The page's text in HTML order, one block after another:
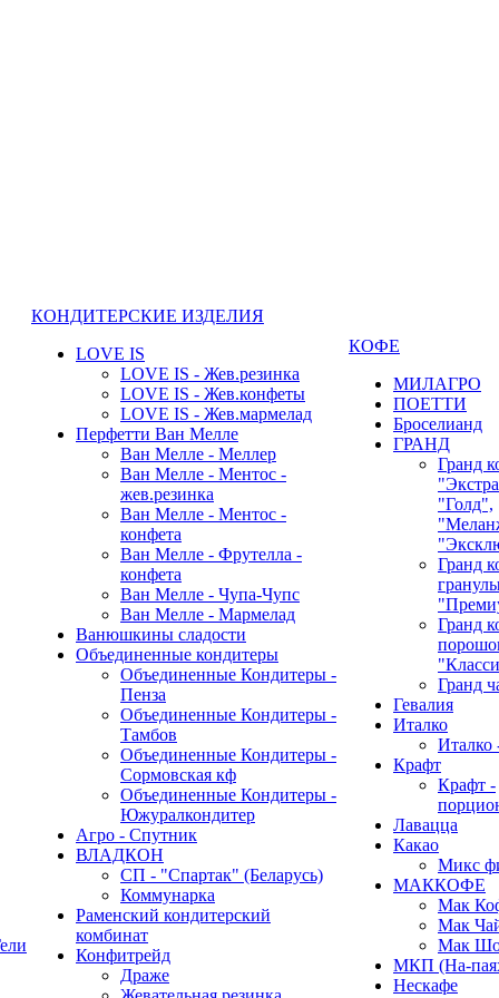
КОНДИТЕРСКИЕ ИЗДЕЛИЯ
LOVE IS
LOVE IS - Жев.резинка
LOVE IS - Жев.конфеты
LOVE IS - Жев.мармелад
Перфетти Ван Мелле
Ван Мелле - Меллер
Ван Мелле - Ментос -
жев.резинка
Ван Мелле - Ментос -
конфета
Ван Мелле - Фрутелла -
конфета
Ван Мелле - Чупа-Чупс
Ван Мелле - Мармелад
Ванюшкины сладости
Объединенные кондитеры
Объединенные Кондитеры -
Пенза
Объединенные Кондитеры -
Тамбов
Объединенные Кондитеры -
Сормовская кф
Объединенные Кондитеры -
Южуралкондитер
Агро - Спутник
ВЛАДКОН
СП - "Спартак" (Беларусь)
Коммунарка
Раменский кондитерский
комбинат
Конфитрейд
Драже
КОФЕ
МИЛАГРО
ПОЕТТИ
Броселианд
ГРАНД
Гранд
"Голд",
Гранд
Гранд
Гранд
Гевалия
Италко
Италко
Крафт
Крафт -
Лавацца
Какао
Микс
МАККОФЕ
Мак
Мак
Мак
МКП (На-
Нескафе